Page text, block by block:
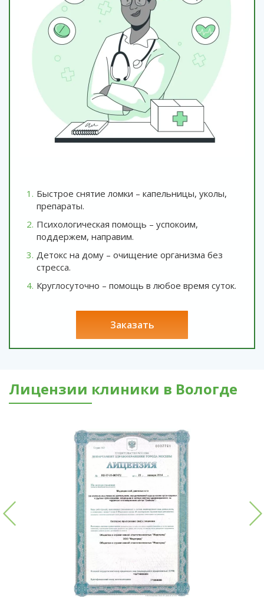
Быстрое снятие ломки – капельницы, уколы,
препараты.
Психологическая помощь – успокоим,
поддержем, направим.
Детокс на дому – очищение организма без
стресса.
Круглосуточно – помощь в любое время суток.
заказать
Лицензии клиники в Вологде